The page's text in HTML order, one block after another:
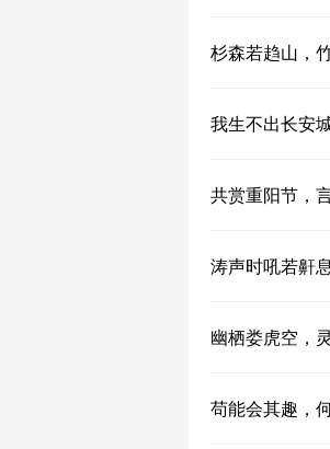
杉森若趋山，
我生不出长安
共赏重阳节，
涛声时吼若鼾
幽栖娄虎空，
苟能会其趣，